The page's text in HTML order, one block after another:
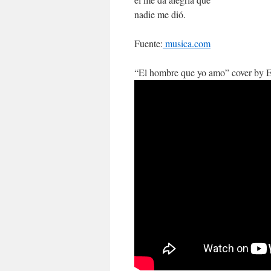
nadie me dió.
Fuente: musica.com
“El hombre que yo amo” cover by